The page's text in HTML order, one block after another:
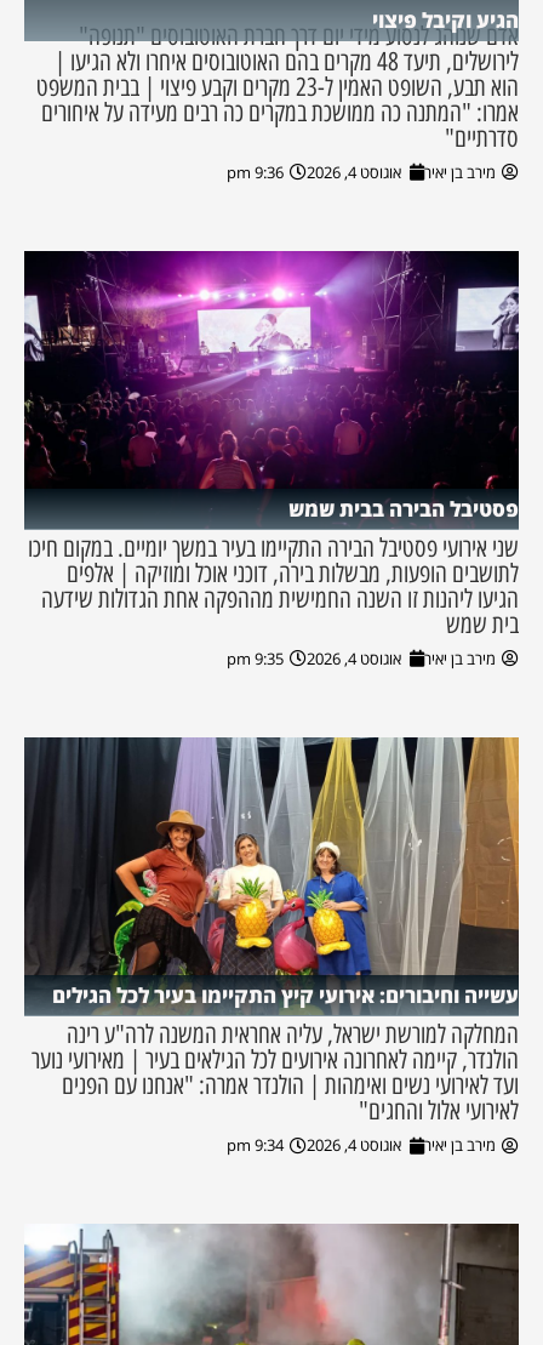
הגיע וקיבל פיצוי
אדם שנוהג לנסוע מידי יום דרך חברת האוטובוסים "תנופה"
לירושלים, תיעד 48 מקרים בהם האוטובוסים איחרו ולא הגיעו |
הוא תבע, השופט האמין ל-23 מקרים וקבע פיצוי | בבית המשפט
אמרו: "המתנה כה ממושכת במקרים כה רבים מעידה על איחורים
סדרתיים"
מירב בן יאיר אוגוסט 4, 2026 9:36 pm
פסטיבל הבירה בבית שמש
שני אירועי פסטיבל הבירה התקיימו בעיר במשך יומיים. במקום חיכו
לתושבים הופעות, מבשלות בירה, דוכני אוכל ומוזיקה | אלפים
הגיעו ליהנות זו השנה החמישית מההפקה אחת הגדולות שידעה
בית שמש
מירב בן יאיר אוגוסט 4, 2026 9:35 pm
עשייה וחיבורים: אירועי קיץ התקיימו בעיר לכל הגילים
המחלקה למורשת ישראל, עליה אחראית המשנה לרה"ע רינה
הולנדר, קיימה לאחרונה אירועים לכל הגילאים בעיר | מאירועי נוער
ועד לאירועי נשים ואימהות | הולנדר אמרה: "אנחנו עם הפנים
לאירועי אלול והחגים"
מירב בן יאיר אוגוסט 4, 2026 9:34 pm